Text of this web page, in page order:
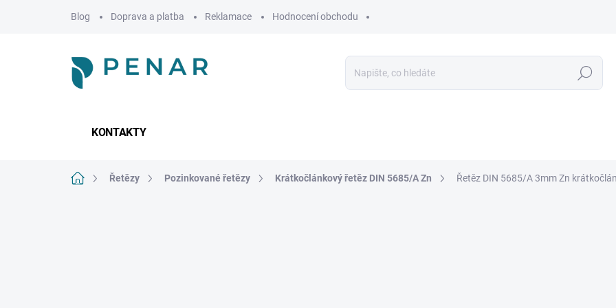
Blog Doprava a platba Reklamace Hodnocení obchodu
Hledat
KONTAKTY
Domů Řetězy Pozinkované řetězy Krátkočlánkový řetěz DIN 5685/A Zn Řetěz DIN 5685/A 3mm Zn